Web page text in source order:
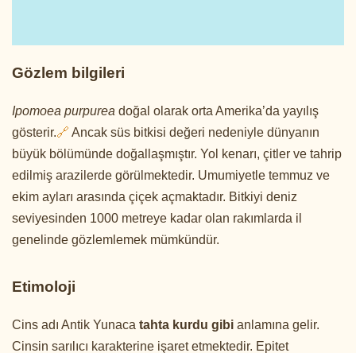
Gözlem bilgileri
Ipomoea purpurea doğal olarak orta Amerika’da yayılış
gösterir.🔗 Ancak süs bitkisi değeri nedeniyle dünyanın
büyük bölümünde doğallaşmıştır. Yol kenarı, çitler ve tahrip
edilmiş arazilerde görülmektedir. Umumiyetle temmuz ve
ekim ayları arasında çiçek açmaktadır. Bitkiyi deniz
seviyesinden 1000 metreye kadar olan rakımlarda il
genelinde gözlemlemek mümkündür.
Etimoloji
Cins adı Antik Yunaca tahta kurdu gibi anlamına gelir.
Cinsin sarılıcı karakterine işaret etmektedir. Epitet